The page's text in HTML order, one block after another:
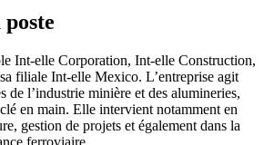
Int-elle Corporation, Int-elle Construction,
filiale Int-elle Mexico. L’entreprise agit
de l’industrie minière et des alumineries,
en main. Elle intervient notamment en
gestion de projets et également dans la
ferroviaire.